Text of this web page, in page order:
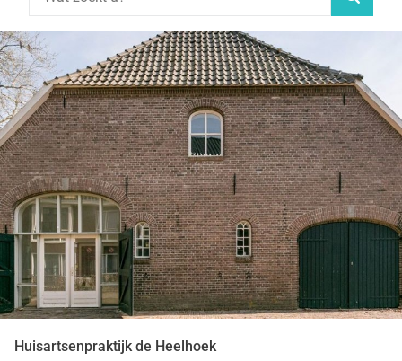
Huisartsenpraktijk de Heelhoek